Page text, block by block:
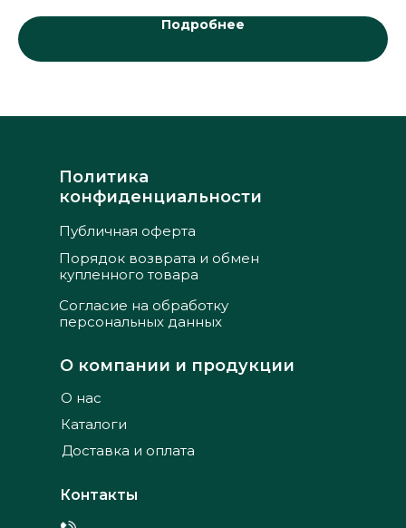
Подробнее
О нас
Согласие на обработку
персональных данных
Публичная оферта
Каталоги
Порядок возврата и обмен
купленного товара
Доставка и оплата
Политика
конфиденциальности
О компании и продукции
Контакты